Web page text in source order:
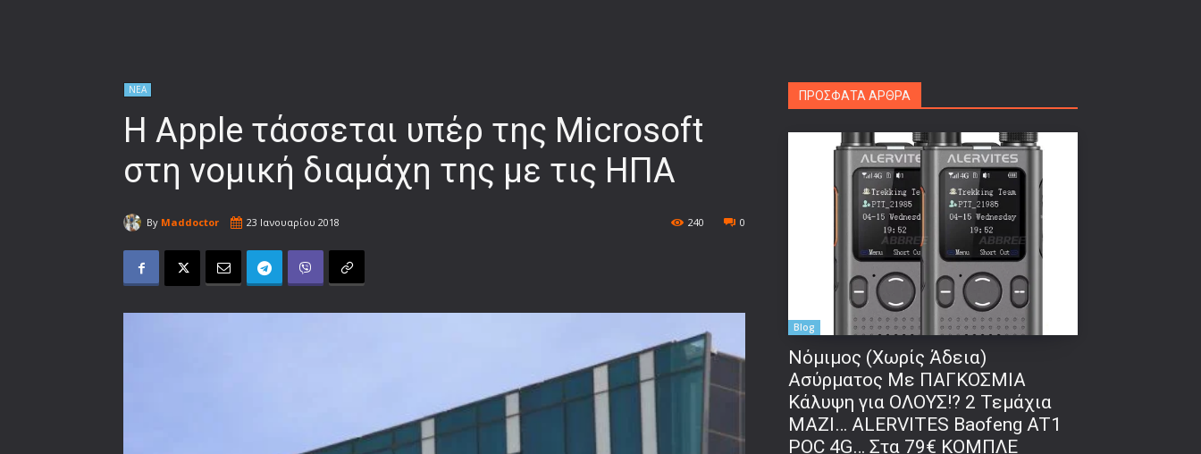
ΝΕΑ
Η Apple τάσσεται υπέρ της Microsoft
στη νομική διαμάχη της με τις ΗΠΑ
By Maddoctor 23 Ιανουαρίου 2018 0
240
ΠΡΟΣΦΑΤΑ ΑΡΘΡΑ
Blog
Νόμιμος (Χωρίς Άδεια)
Ασύρματος Με ΠΑΓΚΟΣΜΙΑ
Κάλυψη για ΟΛΟΥΣ!? 2 Τεμάχια
ΜΑΖΙ… ALERVITES Baofeng AT1
POC 4G… Στα 79€ ΚΟΜΠΛΕ